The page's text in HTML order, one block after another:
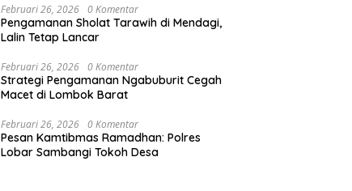
Februari 26, 2026 0 Komentar
Pengamanan Sholat Tarawih di Mendagi,
Lalin Tetap Lancar
Februari 26, 2026 0 Komentar
Strategi Pengamanan Ngabuburit Cegah
Macet di Lombok Barat
Februari 26, 2026 0 Komentar
Pesan Kamtibmas Ramadhan: Polres
Lobar Sambangi Tokoh Desa